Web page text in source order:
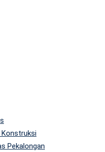
Konstruksi
Pekalongan